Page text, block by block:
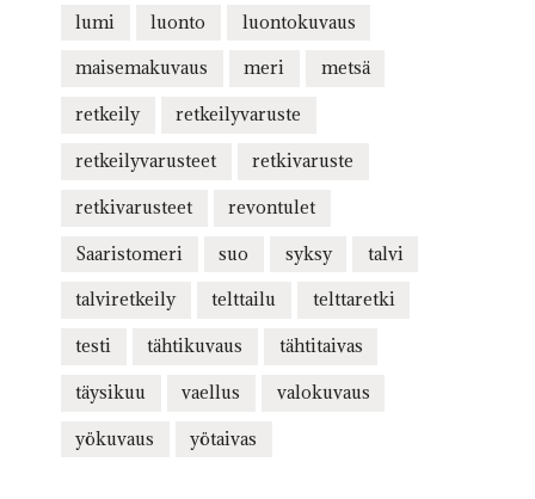
lumi luonto luontokuvaus
maisemakuvaus meri metsä
retkeily retkeilyvaruste
retkeilyvarusteet retkivaruste
retkivarusteet revontulet
Saaristomeri suo syksy talvi
talviretkeily telttailu telttaretki
testi tähtikuvaus tähtitaivas
täysikuu vaellus valokuvaus
yökuvaus yötaivas